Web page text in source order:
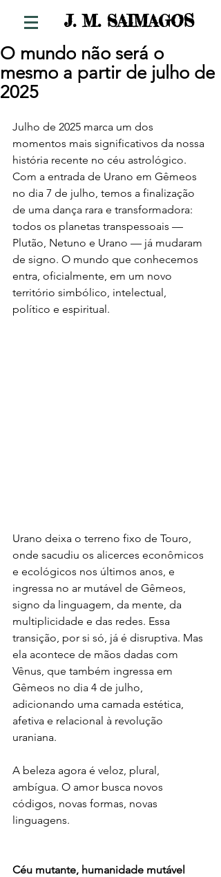
J. M. SAIMAGOS
O mundo não será o
mesmo a partir de julho de
2025
Julho de 2025 marca um dos
momentos mais significativos da nossa
história recente no céu astrológico.
Com a entrada de Urano em Gêmeos
no dia 7 de julho, temos a finalização
de uma dança rara e transformadora:
todos os planetas transpessoais —
Plutão, Netuno e Urano — já mudaram
de signo. O mundo que conhecemos
entra, oficialmente, em um novo
território simbólico, intelectual,
político e espiritual.
Urano deixa o terreno fixo de Touro,
onde sacudiu os alicerces econômicos
e ecológicos nos últimos anos, e
ingressa no ar mutável de Gêmeos,
signo da linguagem, da mente, da
multiplicidade e das redes. Essa
transição, por si só, já é disruptiva. Mas
ela acontece de mãos dadas com
Vênus, que também ingressa em
Gêmeos no dia 4 de julho,
adicionando uma camada estética,
afetiva e relacional à revolução
uraniana.
A beleza agora é veloz, plural,
ambígua. O amor busca novos
códigos, novas formas, novas
linguagens.
Céu mutante, humanidade mutável